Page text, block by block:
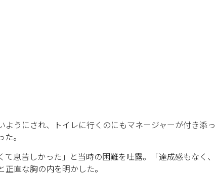
ようにされ、トイレに行くのにもマネージャーが付き添っ
。
息苦しかった」と当時の困難を吐露。「達成感もなく、
直な胸の内を明かした。